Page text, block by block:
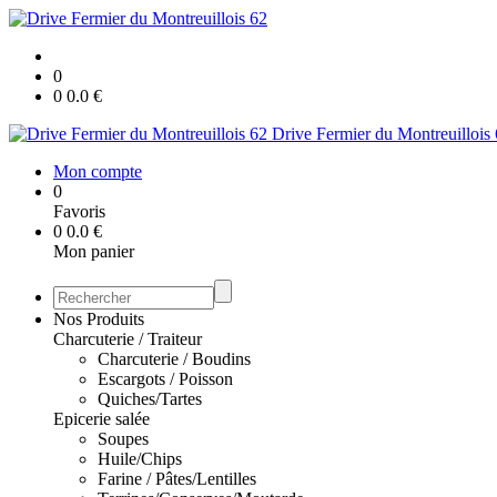
0
0 0.0 €
Drive Fermier du Montreuillois
Mon compte
0
Favoris
0 0.0 €
Mon panier
Nos Produits
Charcuterie / Traiteur
Charcuterie / Boudins
Escargots / Poisson
Quiches/Tartes
Epicerie salée
Soupes
Huile/Chips
Farine / Pâtes/Lentilles